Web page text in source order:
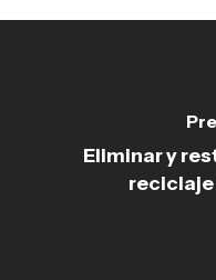
Eliminar y
reciclaje